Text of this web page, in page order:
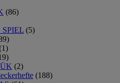
(86)
(5)
(2)
(188)